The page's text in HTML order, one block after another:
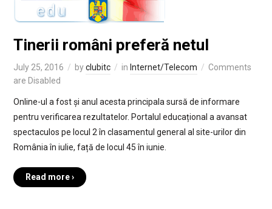
Tinerii români preferă netul
July 25, 2016 byclubitc in Internet/Telecom
Comments
are Disabled
Online-ul a fost și anul acesta principala sursă de informare
pentru verificarea rezultatelor. Portalul educațional a avansat
spectaculos pe locul 2 în clasamentul general al site-urilor din
România în iulie, față de locul 45 în iunie.
Read more ›